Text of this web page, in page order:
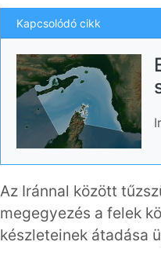
Kapcsolódó cikk
Az Iránnal között
megegyezés a felek
készleteinek átadása